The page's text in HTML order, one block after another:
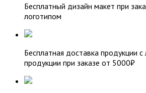
Бесплатный дизайн макет при
логотипом
Бесплатная доставка продукции
продукции при заказе от 5000₽